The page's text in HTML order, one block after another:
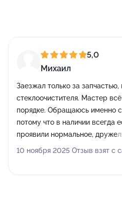
5,0
Михаил
Заезжал только за
стеклоочистителя. Мастер
порядке. Обращаюсь именно
потому что в наличии всегда
проявили нормальное,
профессиональное отношение.
10 ноября 2025 Отзыв взят с